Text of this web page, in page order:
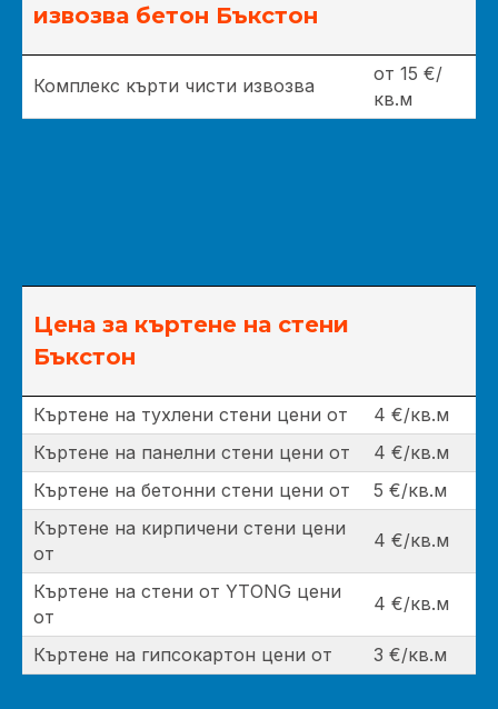
извозва бетон Бъкстон
Комплекс кърти чисти извозва
от 15 €/
кв.м
Цена за къртене на стени
Бъкстон
Къртене на тухлени стени цени от
4 €/кв.м
Къртене на панелни стени цени от
4 €/кв.м
Къртене на бетонни стени цени от
5 €/кв.м
Къртене на кирпичени стени цени
от
4 €/кв.м
Къртене на стени от YTONG цени
от
4 €/кв.м
Къртене на гипсокартон цени от 3 €/кв.м